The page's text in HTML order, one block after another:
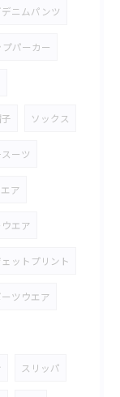
デニムパンツ
プパーカー
ソックス
ーツ
ア
エア
ットプリント
ーツウエア
スリッパ